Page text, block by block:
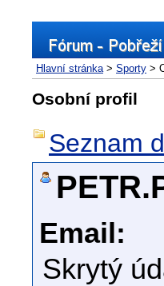
Hlavní stránka> Sporty >
Osobní profil
Seznam
Email:
Skrytý